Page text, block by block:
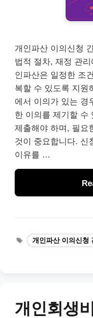
개인파산 이의신청
법적 절차, 재정 관
인파산은 일정한 조
복할 수 있도록 지원
에서 이의가 있는 경
한 이의를 제기할 수
제출해야 하며, 필요
것이 중요합니다. 신
이유를 …
Tags
개인파산 이의신청
개인회생